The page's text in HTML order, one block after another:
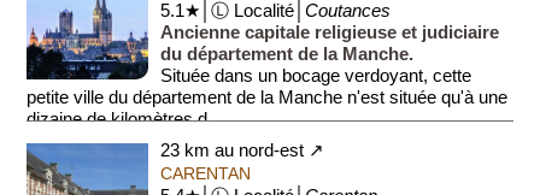
5.1★│Ⓛ Localité│Coutances
Ancienne capitale religieuse et judiciaire
du département de la Manche.
Située dans un bocage verdoyant, cette
petite ville du département de la Manche n'est située qu'à une
dizaine de kilomètres d...
23 km au nord-est ↗
CARENTAN